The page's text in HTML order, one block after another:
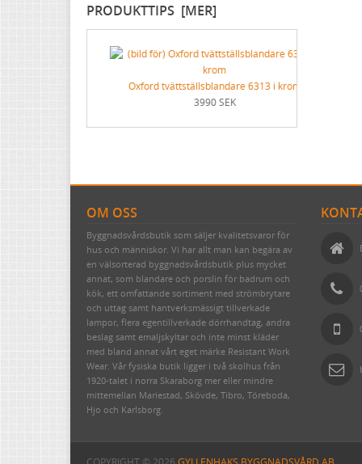
PRODUKTTIPS [MER]
Oxford tvättställsblandare 6313 i krom
3990 SEK
OM OSS
Byggnadsvårdsbutik som säljer kvalitetsvaror för
hus och människor. Vi har allt man kan begära av
en välsorterad byggnadsvårdsbutik plus mycket
annat, som blandare och porslin för badrum och
kök, ett omfattande sortiment med strömbrytare
och uttag samt hantverksmässigt tillverkade
lampor, flera egentillverkade dörrhandtag, andra
beslag samt emaljskyltar och inte minst kläder
med bland annat vårt eget märke Resistant Work
Wear. Vår fysiska butik ligger i två skolhus från
1920-talet i norra Skaraborg mer eller mindre
mittemellan Mariestad, Skövde, Tibro, Töreboda,
Hjo och Karlsborg.